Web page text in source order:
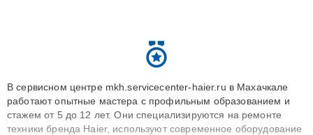
В сервисном центре mkh.servicecenter-haier.ru в Махачкале
работают опытные мастера с профильным образованием и
стажем от 5 до 12 лет. Они специализируются на ремонте
техники бренда Haier, используют современное оборудование